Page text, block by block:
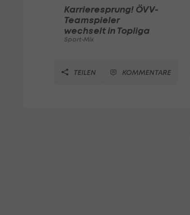
Karrieresprung! ÖVV-
Teamspieler
wechselt in Topliga
Sport-Mix
TEILEN KOMMENTARE